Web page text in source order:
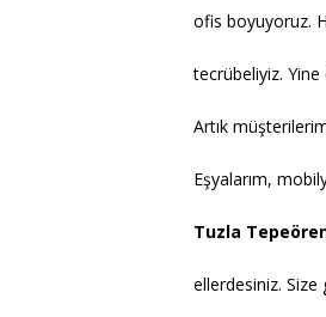
ofis boyuyoruz.
tecrübeliyiz.
Artık
Eşyalarım,
Tuzla
ellerdesiniz.